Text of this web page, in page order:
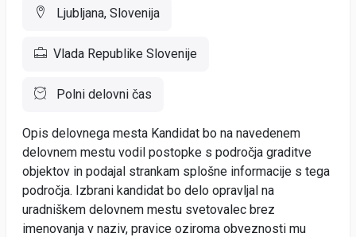
Ljubljana, Slovenija
Vlada Republike Slovenije
Polni delovni čas
Opis delovnega mesta Kandidat bo na navedenem
delovnem mestu vodil postopke s področja graditve
objektov in podajal strankam splošne informacije s tega
področja. Izbrani kandidat bo delo opravljal na
uradniškem delovnem mestu svetovalec brez
imenovanja v naziv, pravice oziroma obveznosti mu